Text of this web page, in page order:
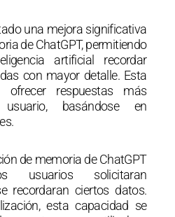
una mejora significativa
de ChatGPT, permitiendo
artificial recordar
con mayor detalle. Esta
ofrecer respuestas más
basándose en
de memoria de ChatGPT
usuarios solicitaran
recordaran ciertos datos.
esta capacidad se